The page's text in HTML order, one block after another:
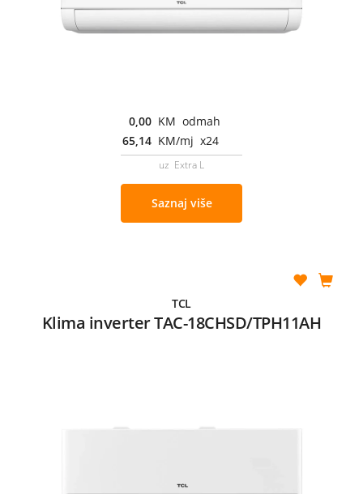
0,00 KM odmah
65,14 KM/mj x24
uz Extra L
Saznaj više
TCL
Klima inverter TAC-18CHSD/TPH11AH